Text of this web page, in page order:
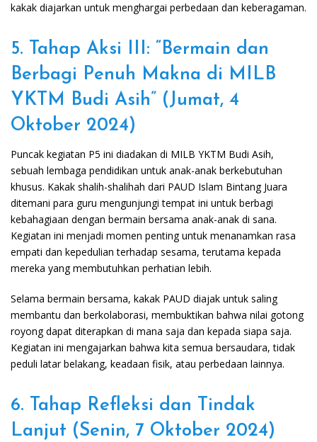
kakak diajarkan untuk menghargai perbedaan dan keberagaman.
5. Tahap Aksi III: “Bermain dan
Berbagi Penuh Makna di MILB
YKTM Budi Asih” (Jumat, 4
Oktober 2024)
Puncak kegiatan P5 ini diadakan di MILB YKTM Budi Asih,
sebuah lembaga pendidikan untuk anak-anak berkebutuhan
khusus. Kakak shalih-shalihah dari PAUD Islam Bintang Juara
ditemani para guru mengunjungi tempat ini untuk berbagi
kebahagiaan dengan bermain bersama anak-anak di sana.
Kegiatan ini menjadi momen penting untuk menanamkan rasa
empati dan kepedulian terhadap sesama, terutama kepada
mereka yang membutuhkan perhatian lebih.
Selama bermain bersama, kakak PAUD diajak untuk saling
membantu dan berkolaborasi, membuktikan bahwa nilai gotong
royong dapat diterapkan di mana saja dan kepada siapa saja.
Kegiatan ini mengajarkan bahwa kita semua bersaudara, tidak
peduli latar belakang, keadaan fisik, atau perbedaan lainnya.
6. Tahap Refleksi dan Tindak
Lanjut (Senin, 7 Oktober 2024)